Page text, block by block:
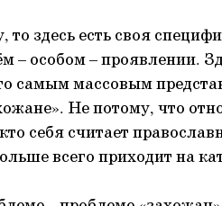
то здесь есть своя
– особом – проявлении.
самым массовым
Не потому, что
кто себя считает
всего приходит на